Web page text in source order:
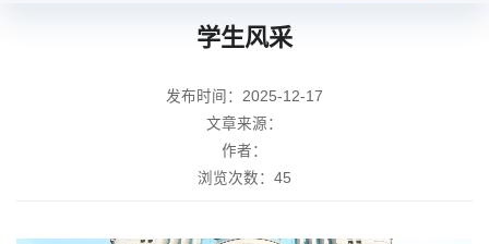
学生风采
发布时间：2025-12-17
文章来源：
作者：
浏览次数： 45